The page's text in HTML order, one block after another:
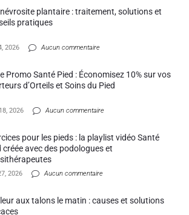
plantaire : traitement, solutions et
pratiques
2026 Aucun commentaire
Promo Santé Pied : Économisez 10% sur vos
d’Orteils et Soins du Pied
2026 Aucun commentaire
pour les pieds : la playlist vidéo Santé
créée avec des podologues et
2026 Aucun commentaire
aux talons le matin : causes et solutions